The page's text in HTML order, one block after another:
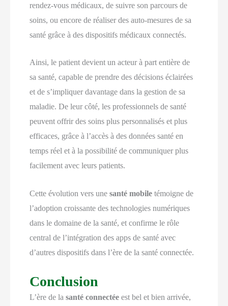
rendez-vous médicaux, de suivre son parcours de
soins, ou encore de réaliser des auto-mesures de sa
santé grâce à des dispositifs médicaux connectés.
Ainsi, le patient devient un acteur à part entière de
sa santé, capable de prendre des décisions éclairées
et de s’impliquer davantage dans la gestion de sa
maladie. De leur côté, les professionnels de santé
peuvent offrir des soins plus personnalisés et plus
efficaces, grâce à l’accès à des données santé en
temps réel et à la possibilité de communiquer plus
facilement avec leurs patients.
Cette évolution vers unesanté mobile témoigne de
l’adoption croissante des technologies numériques
dans le domaine de la santé, et confirme le rôle
central de l’intégration des apps de santé avec
d’autres dispositifs dans l’ère de la santé connectée.
Conclusion
L’ère de lasanté connectée est bel et bien arrivée,